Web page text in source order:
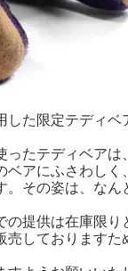
した限定テディベ
ったテディベアは
ベアにふさわし
。その姿は、なん
提供は在庫限り
しておりますた